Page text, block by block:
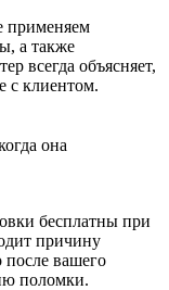
применяем
а также
всегда объясняет,
с клиентом.
она
бесплатны при
причину
после вашего
поломки.